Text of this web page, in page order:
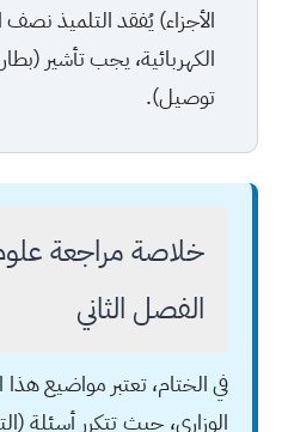
الأجزاء) يُفقد التلميذ نصف
الكهربائية، يجب تأشير
توصيل).
خلاصة مراجعة
الفصل الثاني
في الختام، تعتبر مواضيع
الوزاري، حيث تتكرر أسئلة